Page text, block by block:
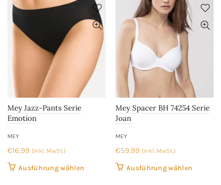
Mey Jazz-Pants Serie
Emotion
MEY
€16,99 (Inkl. MwSt.)
Ausführung wählen
Mey Spacer BH 74254 Serie
Joan
MEY
€59,99 (Inkl. MwSt.)
Ausführung wählen